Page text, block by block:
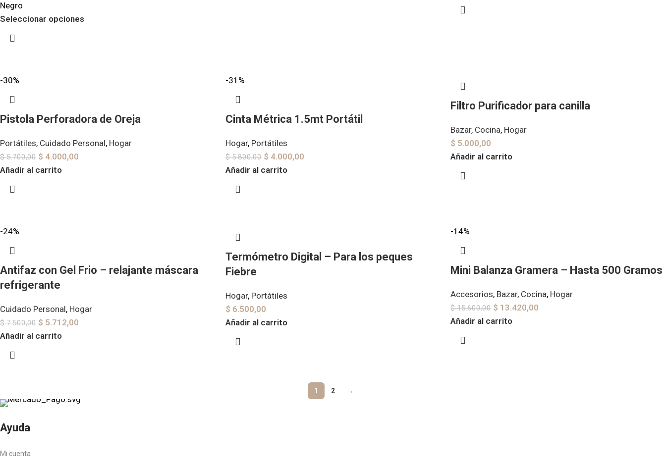
Negro
Seleccionar opciones
-30%
Pistola Perforadora de Oreja
Portátiles, Cuidado Personal, Hogar
$5.700,00 $ 4.000,00
Añadir al carrito
-31%
Cinta Métrica 1.5mt Portátil
Hogar, Portátiles
$5.800,00 $ 4.000,00
Añadir al carrito
Filtro Purificador para canilla
Bazar, Cocina, Hogar
$ 5.000,00
Añadir al carrito
-24%
Antifaz con Gel Frio – relajante máscara
refrigerante
Cuidado Personal, Hogar
$7.500,00 $ 5.712,00
Añadir al carrito
Termómetro Digital – Para los peques
Fiebre
Hogar, Portátiles
$ 6.500,00
Añadir al carrito
-14%
Mini Balanza Gramera – Hasta 500 Gramos
Accesorios, Bazar, Cocina, Hogar
$15.600,00 $ 13.420,00
Añadir al carrito
1 2 →
Ayuda
Mi cuenta